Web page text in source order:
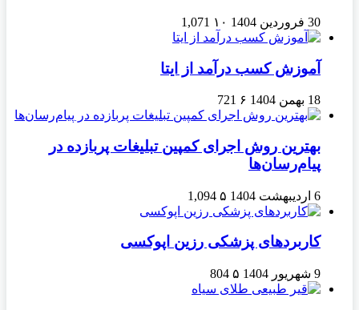
30 فروردین 1404 ۱۰ 1,071
آموزش کسب درآمد از ایتا
18 بهمن 1404 ۶ 721
بهترین روش اجرای کمپین تبلیغات پربازده در
پیام‌رسان‌ها
6 اردیبهشت 1404 ۵ 1,094
کاربردهای پزشکی رزین اپوکسی
9 شهریور 1404 ۵ 804